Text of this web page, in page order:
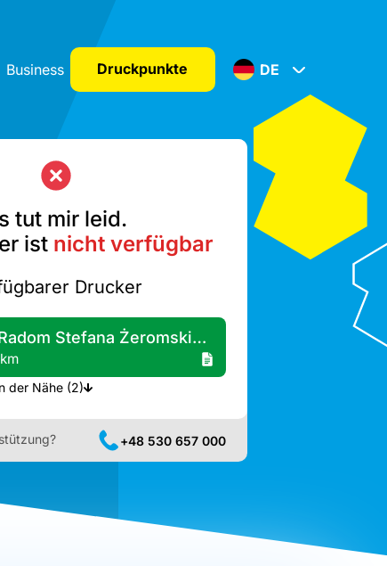
Business Druckpunkte DE
tut mir leid.
ist nicht verfügbar
Drucker
Żabka - Radom Stefana Żeromskiego 84C
Mehr Drucker A4 in der Nähe (2)
+48 530 657 000